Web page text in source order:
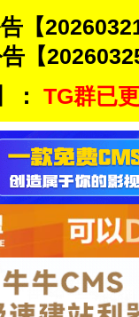
【
【
：
TG群已